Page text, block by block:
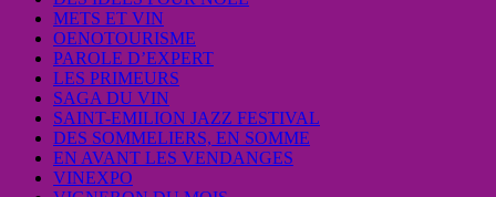
METS ET VIN
OENOTOURISME
PAROLE D’EXPERT
LES PRIMEURS
SAGA DU VIN
SAINT-EMILION JAZZ FESTIVAL
DES SOMMELIERS, EN SOMME
EN AVANT LES VENDANGES
VINEXPO